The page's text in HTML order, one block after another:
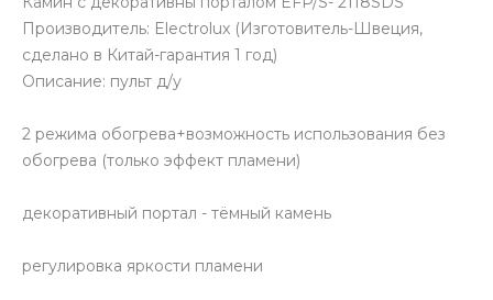
Производитель: Electrolux (Изготовитель-Швеция,
сделано в Китай-гарантия 1 год)
Описание: пульт д/у
2 режима обогрева+возможность использования без
обогрева (только эффект пламени)
декоративный портал - тёмный камень
регулировка яркости пламени